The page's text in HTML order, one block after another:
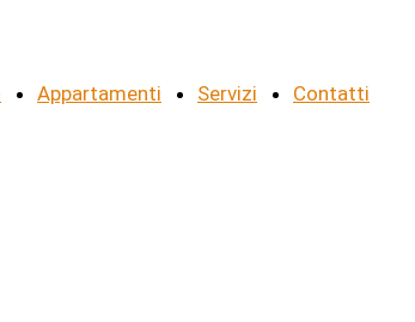
Appartamenti Servizi Contatti